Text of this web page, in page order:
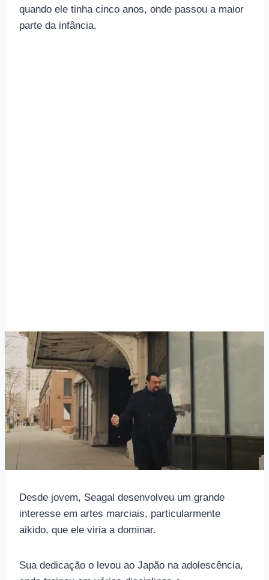
quando ele tinha cinco anos, onde passou a maior
parte da infância.
Desde jovem, Seagal desenvolveu um grande
interesse em artes marciais, particularmente
aikido, que ele viria a dominar.
Sua dedicação o levou ao Japão na adolescência,